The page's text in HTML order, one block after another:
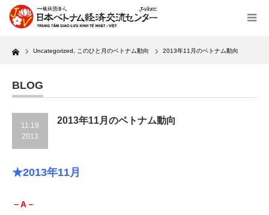
Home Uncategorized このひと月のベトナム動向 2013年11月のベトナム動向
BLOG
11.19
2013
2013年11月のベトナム動向
★2013年11月
－A－